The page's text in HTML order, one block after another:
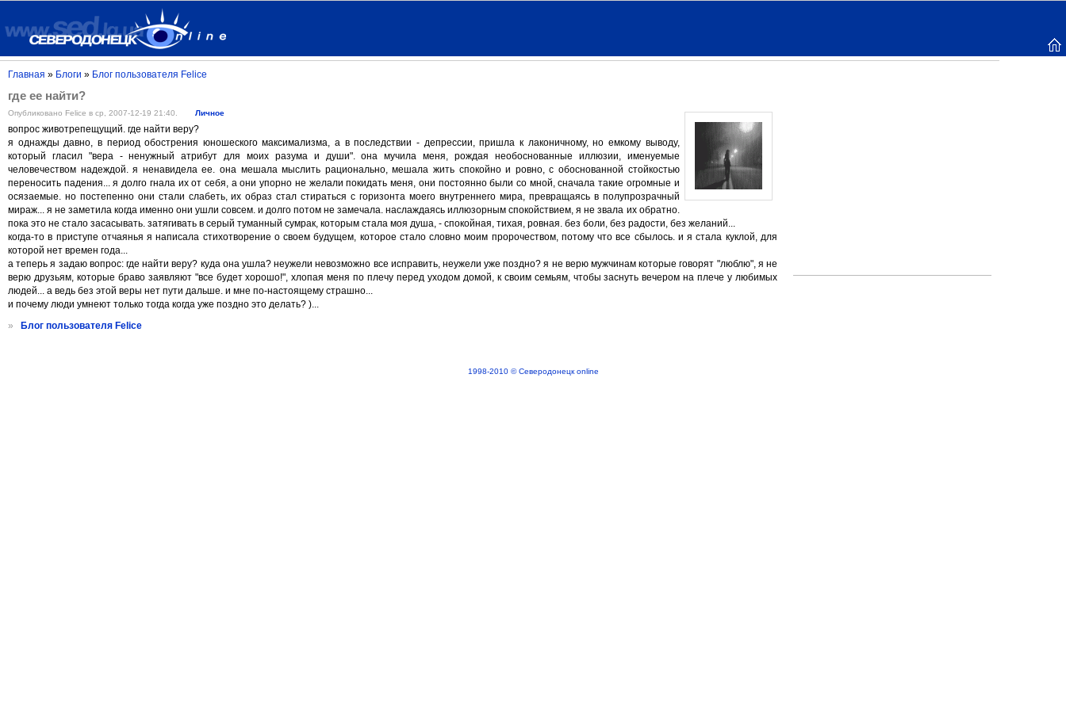
Главная » Блоги » Блог пользователя Felice
где ее найти?
Опубликовано Felice в ср, 2007-12-19 21:40. Личное
вопрос животрепещущий. где найти веру?
я однажды давно, в период обострения юношеского максимализма, а в последствии - депрессии, пришла к лаконичному, но емкому выводу,
который гласил "вера - ненужный атрибут для моих разума и души". она мучила меня, рождая необоснованные иллюзии, именуемые
человечеством надеждой. я ненавидела ее. она мешала мыслить рационально, мешала жить спокойно и ровно, с обоснованной стойкостью
переносить падения... я долго гнала их от себя, а они упорно не желали покидать меня, они постоянно были со мной, сначала такие огромные и
осязаемые. но постепенно они стали слабеть, их образ стал стираться с горизонта моего внутреннего мира, превращаясь в полупрозрачный
мираж... я не заметила когда именно они ушли совсем. и долго потом не замечала. наслаждаясь иллюзорным спокойствием, я не звала их обратно.
пока это не стало засасывать. затягивать в серый туманный сумрак, которым стала моя душа, - спокойная, тихая, ровная. без боли, без радости, без желаний...
когда-то в приступе отчаянья я написала стихотворение о своем будущем, которое стало словно моим пророчеством, потому что все сбылось. и я стала куклой, для
которой нет времен года...
а теперь я задаю вопрос: где найти веру? куда она ушла? неужели невозможно все исправить, неужели уже поздно? я не верю мужчинам которые говорят "люблю", я не
верю друзьям, которые браво заявляют "все будет хорошо!", хлопая меня по плечу перед уходом домой, к своим семьям, чтобы заснуть вечером на плече у любимых
людей... а ведь без этой веры нет пути дальше. и мне по-настоящему страшно...
и почему люди умнеют только тогда когда уже поздно это делать? )...
»
Блог пользователя Felice
1998-2010 © Северодонецк online